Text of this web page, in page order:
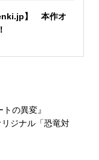
】 本作オ
の異変』
ジナル「恐竜対